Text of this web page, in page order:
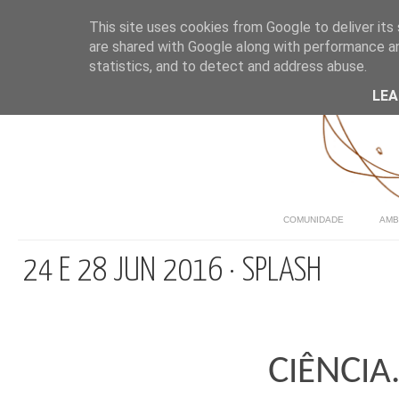
COMUNIDADE
24 E 28 JUN 2016 · SPLASH
CIÊNCIA.
This site uses cookies from Google to deliver
are shared with Google along with performance
statistics, and to detect and address abuse.